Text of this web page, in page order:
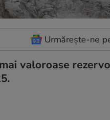
Urmărește-ne
valoroase